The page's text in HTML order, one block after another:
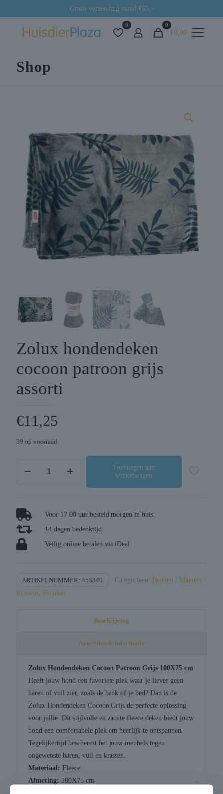
Gratis verzending vanaf €65,-
0 0
€0,00
Shop
Zolux hondendeken
cocoon patroon grijs
assorti
€11,25
39 op voorraad
grijs
assorti
aantal
Toevoegen aan
winkelwagen
Voor 17.00 uur besteld morgen in huis
14 dagen bedenktijd
Veilig online betalen via iDeal
ARTIKELNUMMER: 453340 Categorieën:
Bedden / Manden /
Kussens
Honden
Beschrijving
Aanvullende informatie
Zolux Hondendeken Cocoon Patroon Grijs 100X75 cm
Heeft jouw hond een favoriete plek waar je liever geen
haren of vuil ziet, zoals de bank of je bed? Dan is de
Zolux Hondendeken Cocoon Grijs de perfecte oplossing
voor jullie. Dit stijlvolle en zachte fleece deken biedt jouw
hond een comfortabele plek om heerlijk te ontspannen.
Tegelijkertijd beschermt het jouw meubels tegen
ongewenste haren, vuil en krassen.
Materiaal: Fleece
Afmeting: 100X75 cm